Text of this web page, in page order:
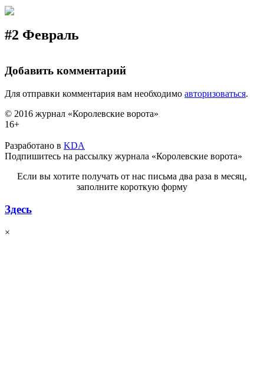
#2 Февраль
Добавить комментарий
Для отправки комментария вам необходимо авторизоваться.
© 2016 журнал «Королевские ворота»
16+
Разработано в KDA
Подпишитесь на рассылку журнала «Королевские ворота»
Если вы хотите получать от нас письма два раза в месяц,
заполните короткую форму
Здесь
×